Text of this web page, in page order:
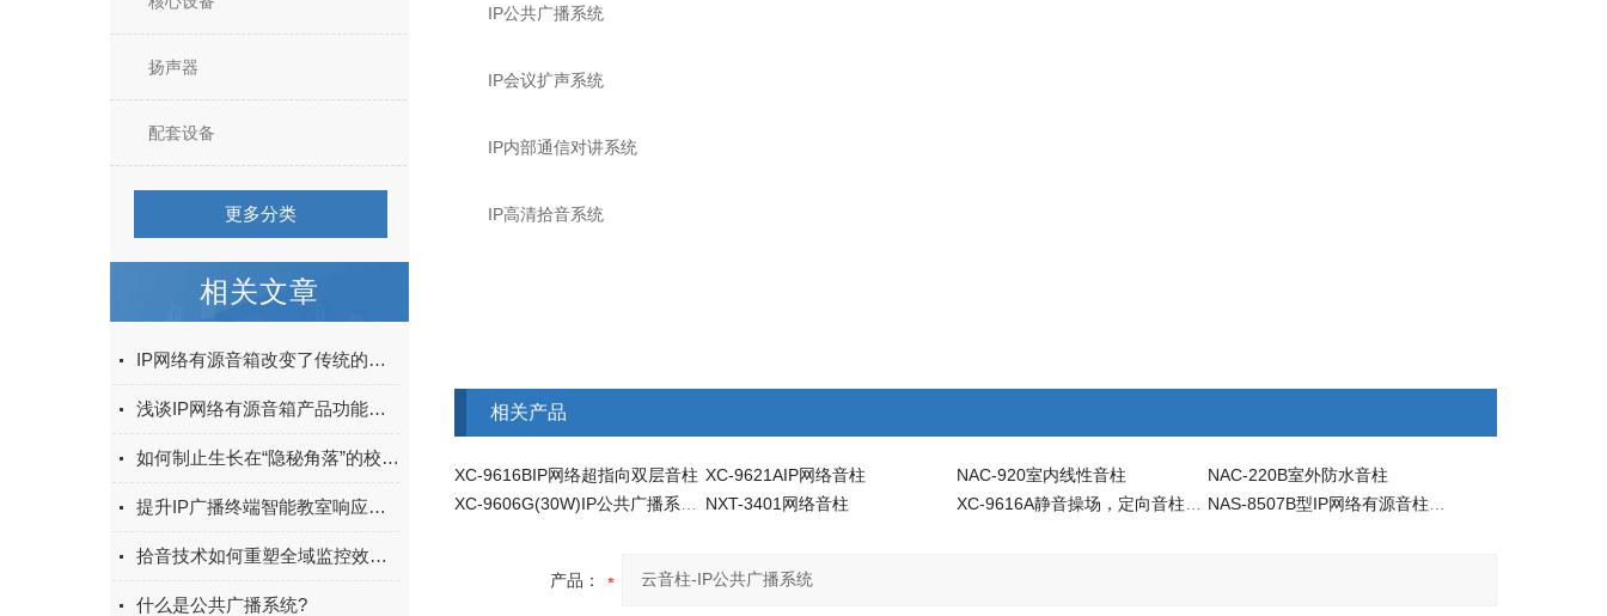
扬声器
配套设备
更多分类
相关文章
IP网络有源音箱改变了传统的音频传输方式
浅谈IP网络有源音箱产品功能特点
如何制止生长在“隐秘角落”的校园欺凌
提升IP广播终端智能教室响应速度的关键技术
拾音技术如何重塑全域监控效能：绘声绘色的安防新境界
什么是公共广播系统?
IP公共广播系统
IP会议扩声系统
IP内部通信对讲系统
IP高清拾音系统
相关产品
XC-9616BIP网络超指向双层音柱 XC-9621AIP网络音柱 NAC-920室内线性音柱
NAC-220B室外防水音柱
NXT-3401网络音柱
产品：